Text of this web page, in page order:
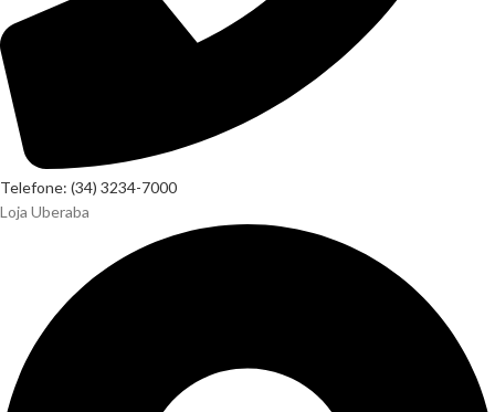
Telefone: (34) 3234-7000
Loja Uberaba